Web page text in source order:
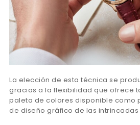
La elección de esta técnica se
gracias a la flexibilidad que ofrece
paleta de colores disponible como
de diseño gráfico de las intrincadas